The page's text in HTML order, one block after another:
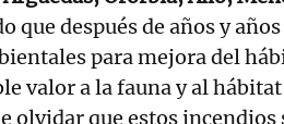
que después de años y
para mejora del
valor a la fauna y al
olvidar que estos